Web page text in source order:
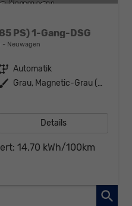
PS) 1-Gang-DSG
Neuwagen
Getriebe Automatik
Außenfarbe
Grau, Magnetic-Grau (Metallic) (PN4DQ0)
Details
14,70 kWh/100km